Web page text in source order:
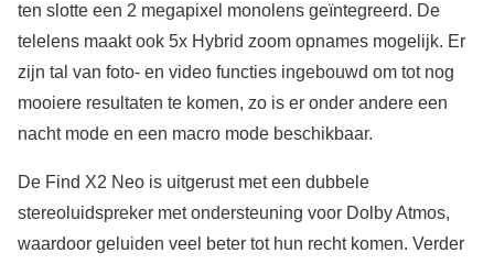
ten slotte een 2 megapixel monolens geïntegreerd. De
telelens maakt ook 5x Hybrid zoom opnames mogelijk. Er
zijn tal van foto- en video functies ingebouwd om tot nog
mooiere resultaten te komen, zo is er onder andere een
nacht mode en een macro mode beschikbaar.
De Find X2 Neo is uitgerust met een dubbele
stereoluidspreker met ondersteuning voor Dolby Atmos,
waardoor geluiden veel beter tot hun recht komen. Verder